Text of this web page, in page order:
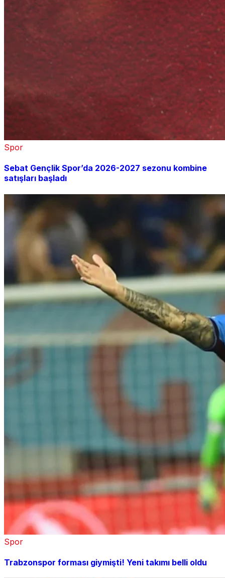
Spor
Sebat Gençlik Spor’da 2026-2027 sezonu kombine
satışları başladı
Spor
Trabzonspor forması giymişti! Yeni takımı belli oldu